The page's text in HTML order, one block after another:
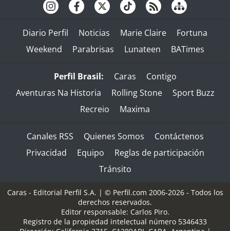
Diario Perfil Noticias Marie Claire
Fortuna
Weekend
Parabrisas Lunateen BATimes
Perfil Brasil: Caras
Contigo
Aventuras Na Historia
Rolling Stone
Sport Buzz
Recreio
Maxima
Canales RSS Quienes Somos
Contáctenos
Privacidad
Equipo
Reglas de participación
Tránsito
Caras - Editorial Perfil S.A. | © Perfil.com 2006-2026 - Todos los
derechos reservados.
Editor responsable: Carlos Piro.
Registro de la propiedad intelectual número 5346433